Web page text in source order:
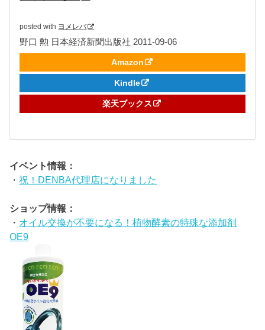
posted with ヨメレバ
野口 勲 日本経済新聞出版社 2011-09-06
Amazon
Kindle
楽天ブックス
イベント情報：
・祝！DENBA代理店になりました
ショップ情報：
・ オイル交換が不要になる！植物酵素の特殊な添加剤
OE9